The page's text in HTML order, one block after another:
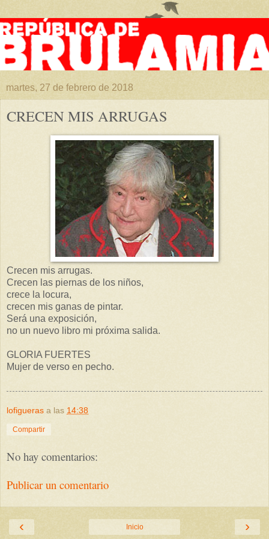
martes, 27 de febrero de 2018
CRECEN MIS ARRUGAS
Crecen mis arrugas.
Crecen las piernas de los niños,
crece la locura,
crecen mis ganas de pintar.
Será una exposición,
no un nuevo libro mi próxima salida.
GLORIA FUERTES
Mujer de verso en pecho.
lofigueras a las 14:38
Compartir
No hay comentarios:
Publicar un comentario
‹ ›
Inicio